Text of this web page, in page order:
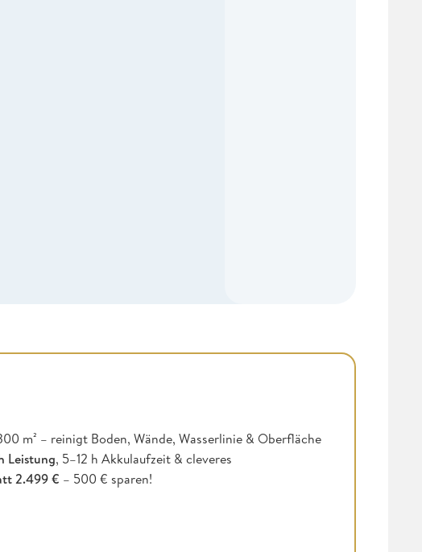
m² – reinigt Boden, Wände, Wasserlinie & Oberfläche
Leistung, 5–12 h Akkulaufzeit & cleveres
2.499 € – 500 € sparen!